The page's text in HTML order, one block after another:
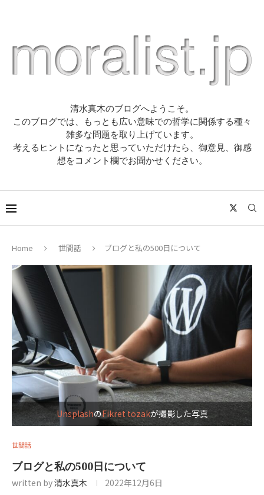
清水真木のブログへようこそ。
このブログでは、もっとも広い意味での哲学に関係する種々
雑多な問題を取り上げています。
考えるヒントになったと思っていただけたら、御意見、御感
想をコメント欄でお聞かせください。
Home 世間話 ブログと私の500日について
UnsplashのFikret tozakが撮影した写真
世間話
ブログと私の500日について
written by清水真木 2022年12月6日